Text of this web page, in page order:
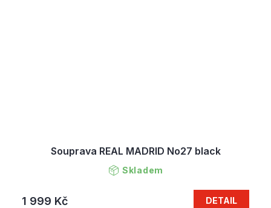
Souprava REAL MADRID No27 black
Skladem
1 999 Kč DETAIL